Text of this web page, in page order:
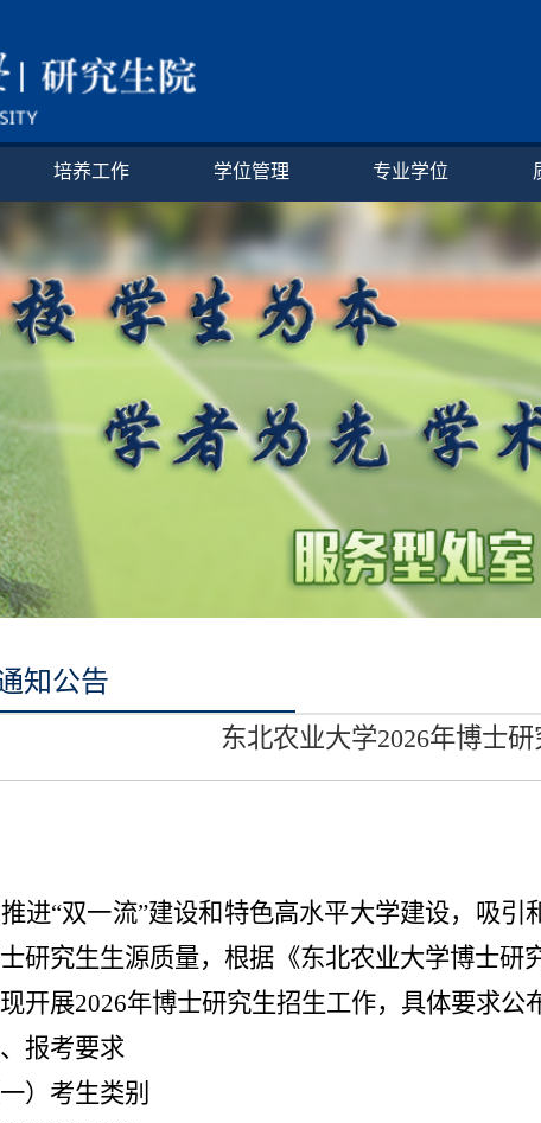
培养工作 学位管理 专业学位
知公告
东北农业大学2026年博士研
进“双一流”建设和特色高水平大学建设，吸引
研究生生源质量，根据《东北农业大学博士研
开展2026年博士研究生招生工作，具体要求公
报考要求
一）考生类别